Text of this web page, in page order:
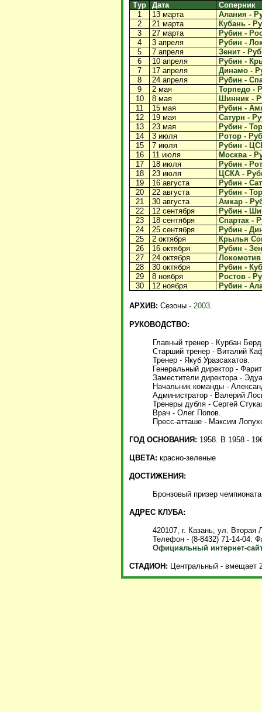
Тур Дата
Соперник
1
13 марта
Алания -
2
21 марта
Кубань -
3
27 марта
Рубин -
4
3 апреля
Рубин -
5
7 апреля
Зенит -
6
10 апреля
Рубин -
7
17 апреля
Динамо -
8
24 апреля
Рубин -
9
2 мая
Торпедо -
10
8 мая
Шинник -
11
15 мая
Рубин -
12
19 мая
Сатурн -
13
23 мая
Рубин -
14
3 июля
Ротор -
15
7 июля
Рубин -
16
11 июля
Москва -
17
18 июля
Рубин -
18
23 июля
ЦСКА -
19
16 августа
Рубин -
20
22 августа
Рубин -
21
30 августа
Амкар -
22
12 сентября
Рубин -
23
18 сентября
Спартак -
24
25 сентября
Рубин -
25
2 октября
Крылья
26
16 октября
Рубин -
27
24 октября
28
30 октября
Рубин -
29
8 ноября
Ростов -
30
12 ноября Рубин -
АРХИВ: Сезоны - 2003.
РУКОВОДСТВО:
Главный тренер - Курбан
Старший тренер - Виталий
Тренер - Якуб Уразсахатов.
Генеральный директор -
Заместители директора -
Начальник команды -
Администратор - Валерий
Тренеры дубля - Сергей
Врач - Олег Попов.
Пресс-атташе - Максим
ГОД ОСНОВАНИЯ: 1958. В 1958 -
ЦВЕТА: красно-зеленые
ДОСТИЖЕНИЯ:
Бронзовый призер
АДРЕС КЛУБА:
420107, г. Казань, ул. Вторая
Телефон - (8-8432) 71-14-04.
Официальный интернет-
СТАДИОН: Центральный - вмещает